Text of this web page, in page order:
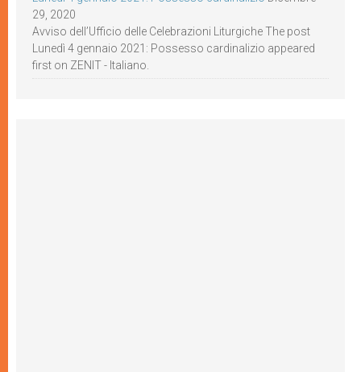
29, 2020
Avviso dell’Ufficio delle Celebrazioni Liturgiche The post
Lunedì 4 gennaio 2021: Possesso cardinalizio appeared
first on ZENIT - Italiano.